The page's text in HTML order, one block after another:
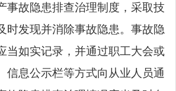
事故隐患排查治理制度，采取技
时发现并消除事故隐患。事故隐
当如实记录，并通过职工大会或
信息公示栏等方式向从业人员通